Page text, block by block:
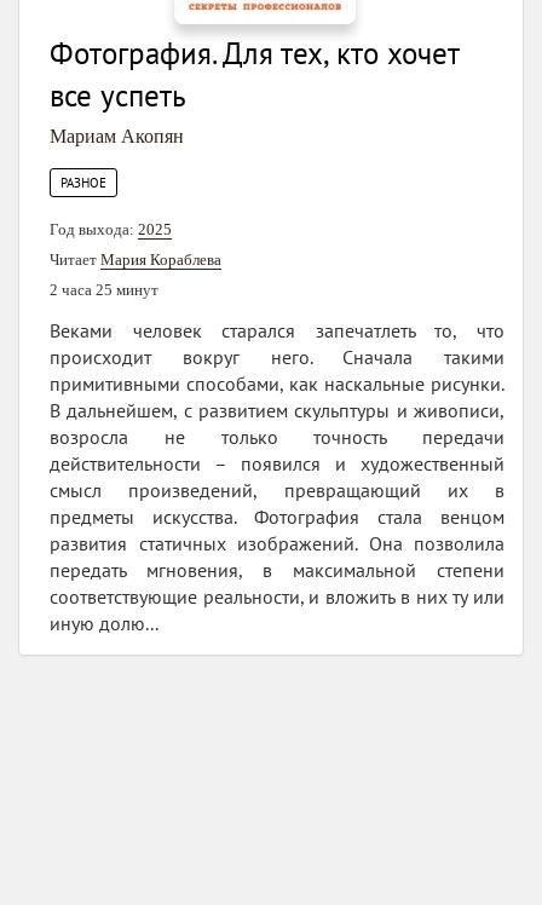
Фотография. Для тех, кто хочет
все успеть
Мариам Акопян
РАЗНОЕ
Год выхода: 2025
Читает Мария Кораблева
2 часа 25 минут
Веками человек старался запечатлеть то, что
происходит вокруг него. Сначала такими
примитивными способами, как наскальные рисунки.
В дальнейшем, с развитием скульптуры и живописи,
возросла не только точность передачи
действительности – появился и художественный
смысл произведений, превращающий их в
предметы искусства. Фотография стала венцом
развития статичных изображений. Она позволила
передать мгновения, в максимальной степени
соответствующие реальности, и вложить в них ту или
иную долю...